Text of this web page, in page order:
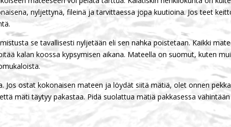
nyljettynä, fileinä ja tarvittaessa jopa kuutioina. Jos teet
se tavallisesti nyljetään eli sen nahka poistetaan. Kaikki
kalan koossa kypsymisen aikana. Mateella on suomut, kuten
Jos ostat kokonaisen mateen ja löydät siitä mätiä, olet onnen
mäti täytyy pakastaa. Pidä suolattua mätiä pakkasessa